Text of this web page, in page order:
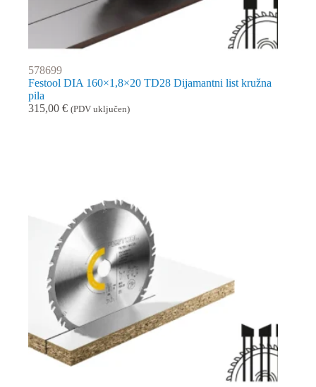
578699
Festool DIA 160×1,8×20 TD28 Dijamantni list kružna
pila
315,00 € (PDV uključen)